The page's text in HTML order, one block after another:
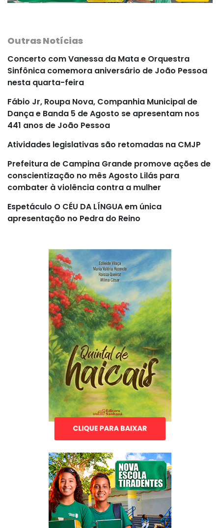
Outras Notícias
Concerto com Vanessa da Mata e Orquestra
Sinfônica comemora aniversário de João Pessoa
nesta quarta-feira
Fábio Jr, Roupa Nova, Companhia Municipal de
Dança e Banda 5 de Agosto se apresentam nos
441 anos de João Pessoa
Atividades legislativas são retomadas na CMJP
Prefeitura de Campina Grande promove ações de
conscientização no mês Agosto Lilás para
combater à violência contra a mulher
Espetáculo O CÉU DA LÍNGUA em única
apresentação no Pedra do Reino